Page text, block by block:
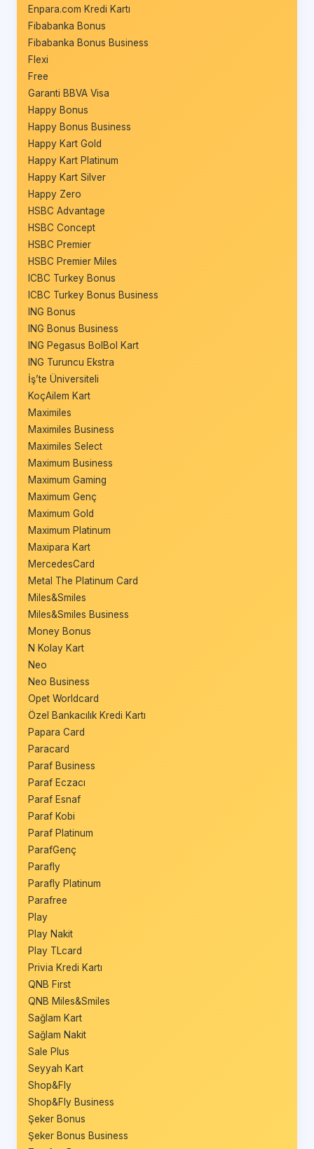
Enpara.com Kredi Kartı
Fibabanka Bonus
Fibabanka Bonus Business
Flexi
Free
Garanti BBVA Visa
Happy Bonus
Happy Bonus Business
Happy Kart Gold
Happy Kart Platinum
Happy Kart Silver
Happy Zero
HSBC Advantage
HSBC Concept
HSBC Premier
HSBC Premier Miles
ICBC Turkey Bonus
ICBC Turkey Bonus Business
ING Bonus
ING Bonus Business
ING Pegasus BolBol Kart
ING Turuncu Ekstra
İş’te Üniversiteli
KoçAilem Kart
Maximiles
Maximiles Business
Maximiles Select
Maximum Business
Maximum Gaming
Maximum Genç
Maximum Gold
Maximum Platinum
Maxipara Kart
MercedesCard
Metal The Platinum Card
Miles&Smiles
Miles&Smiles Business
Money Bonus
N Kolay Kart
Neo
Neo Business
Opet Worldcard
Özel Bankacılık Kredi Kartı
Papara Card
Paracard
Paraf Business
Paraf Eczacı
Paraf Esnaf
Paraf Kobi
Paraf Platinum
ParafGenç
Parafly
Parafly Platinum
Parafree
Play
Play Nakit
Play TLcard
Privia Kredi Kartı
QNB First
QNB Miles&Smiles
Sağlam Kart
Sağlam Nakit
Sale Plus
Seyyah Kart
Shop&Fly
Shop&Fly Business
Şeker Bonus
Şeker Bonus Business